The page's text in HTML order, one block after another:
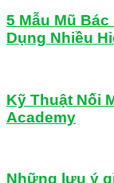
5 Mẫu Mũ
Dụng Nhiều
Kỹ Thuật Nối
Academy
Những lưu ý